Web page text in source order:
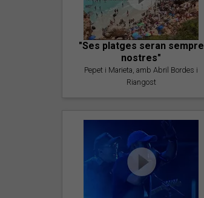
"Ses platges seran sempre
nostres"
Pepet i Marieta, amb Abril Bordes i
Riangost